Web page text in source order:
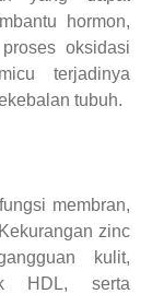
hormon,
oksidasi
terjadinya
tubuh.
membran,
zinc
kulit,
HDL, serta